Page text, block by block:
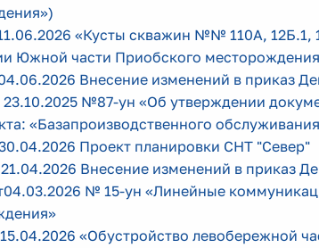
«Кусты скважин №№ 110А,
Южной части Приобского
Внесение изменений в приказ
№87-ун «Об утверждении
«Базапроизводственного
Проект планировки СНТ "Север"
Внесение изменений в приказ
№ 15-ун «Линейные
«Обустройство левобережной